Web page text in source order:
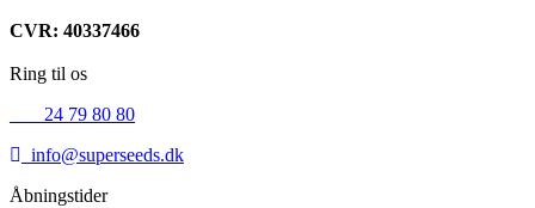
CVR: 40337466
Ring til os
24 79 80 80
info@superseeds.dk
Åbningstider